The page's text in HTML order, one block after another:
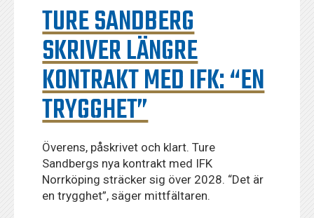
TURE SANDBERG
SKRIVER LÄNGRE
KONTRAKT MED IFK: “EN
TRYGGHET”
Överens, påskrivet och klart. Ture
Sandbergs nya kontrakt med IFK
Norrköping sträcker sig över 2028. “Det är
en trygghet”, säger mittfältaren.